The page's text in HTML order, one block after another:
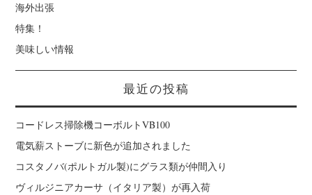
海外出張
特集！
美味しい情報
最近の投稿
コードレス掃除機コーボルトVB100
電気薪ストーブに新色が追加されました
コスタノバ(ポルトガル製)にグラス類が仲間入り
ヴィルジニアカーサ（イタリア製）が再入荷